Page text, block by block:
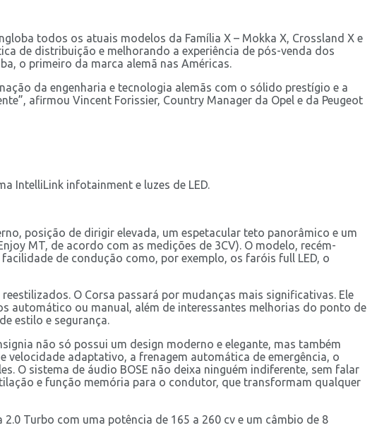
todos os atuais modelos da Família X – Mokka X, Crossland X e
de distribuição e melhorando a experiência de pós-venda dos
o primeiro da marca alemã nas Américas.
da engenharia e tecnologia alemãs com o sólido prestígio e a
afirmou Vincent Forissier, Country Manager da Opel e da Peugeot
IntelliLink infotainment e luzes de LED.
posição de dirigir elevada, um espetacular teto panorâmico e um
MT, de acordo com as medições de 3CV). O modelo, recém-
de condução como, por exemplo, os faróis full LED, o
O Corsa passará por mudanças mais significativas. Ele
automático ou manual, além de interessantes melhorias do ponto de
estilo e segurança.
não só possui um design moderno e elegante, mas também
velocidade adaptativo, a frenagem automática de emergência, o
O sistema de áudio BOSE não deixa ninguém indiferente, sem falar
e função memória para o condutor, que transformam qualquer
Turbo com uma potência de 165 a 260 cv e um câmbio de 8